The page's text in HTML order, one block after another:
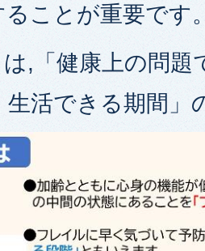
ことが重要です
,「健康上の問題
活できる期間」